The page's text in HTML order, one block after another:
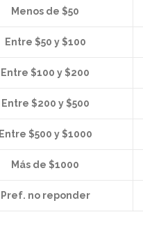
Menos de $50
Entre $50 y $100
Entre $100 y $200
Entre $200 y $500
Entre $500 y $1000
Más de $1000
Pref. no reponder